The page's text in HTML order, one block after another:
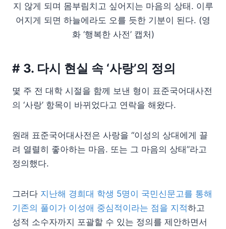
지 않게 되며 몸부림치고 싶어지는 마음의 상태. 이루
어지게 되면 하늘에라도 오를 듯한 기분이 된다. (영
화 ‘행복한 사전’ 캡처)
# 3. 다시 현실 속 ‘사랑’의 정의
몇 주 전 대학 시절을 함께 보낸 형이 표준국어대사전
의 ‘사랑’ 항목이 바뀌었다고 연락을 해왔다.
원래 표준국어대사전은 사랑을 “이성의 상대에게 끌
려 열렬히 좋아하는 마음. 또는 그 마음의 상태”라고
정의했다.
그러다 지난해 경희대 학생 5명이 국민신문고를 통해
기존의 풀이가 이성애 중심적이라는 점을 지적하고
성적 소수자까지 포괄할 수 있는 정의를 제안하면서